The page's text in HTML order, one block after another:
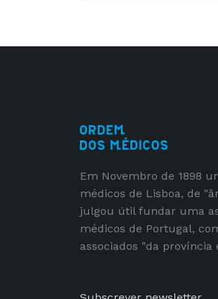
Em Novembro de 1898
médicos de Lisboa, de
julgou útil fundar uma
médicos de Portugal,
associados "da província